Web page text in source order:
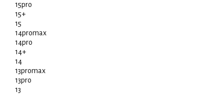
15pro
15+
15
14promax
14pro
14+
14
13promax
13pro
13